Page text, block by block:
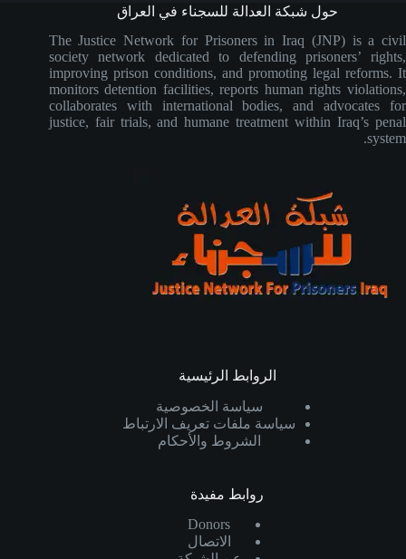
حول شبكة العدالة للسجناء في العراق
The Justice Network for Prisoners in Iraq (JNP) is a civil
society network dedicated to defending prisoners’ rights,
improving prison conditions, and promoting legal reforms. It
monitors detention facilities, reports human rights violations,
collaborates with international bodies, and advocates for
justice, fair trials, and humane treatment within Iraq’s penal
system.
الروابط الرئيسية
سياسة الخصوصية
سياسة ملفات تعريف الارتباط
الشروط والأحكام
روابط مفيدة
Donors
الاتصال